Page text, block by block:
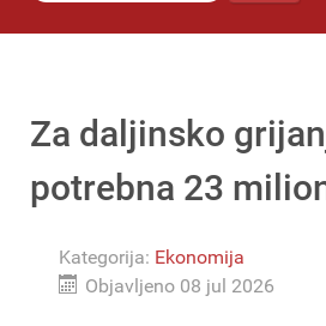
Za daljinsko
potrebna 23
Kategorija: Ekonomija
Objavljeno 08 jul 2026